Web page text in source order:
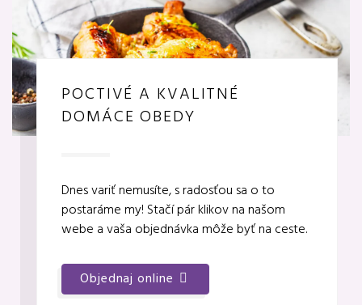
POCTIVÉ A KVALITNÉ
DOMÁCE OBEDY
Dnes variť nemusíte, s radosťou sa o to
postaráme my! Stačí pár klikov na našom
webe a vaša objednávka môže byť na ceste.
Objednaj online